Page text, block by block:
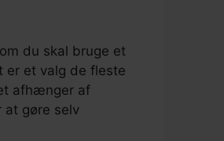
du skal bruge et
er et valg de fleste
afhænger af
at gøre selv